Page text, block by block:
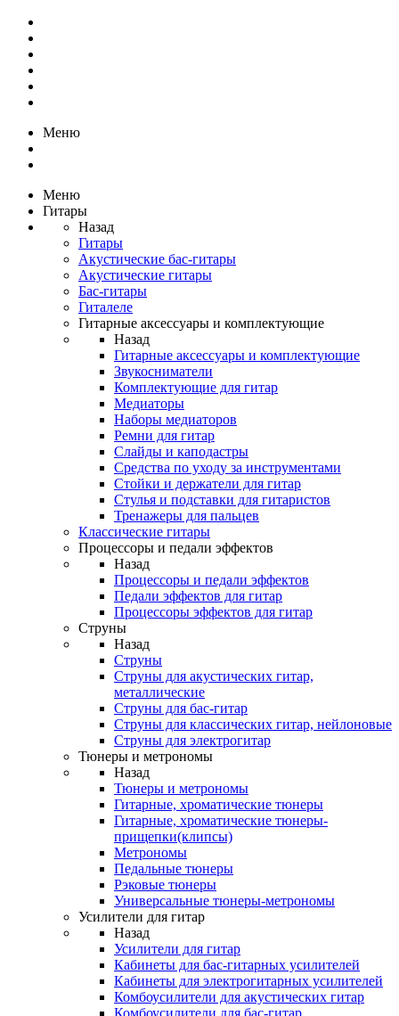
Меню
Меню
Гитары
Назад
Гитары
Акустические бас-гитары
Акустические гитары
Бас-гитары
Гиталеле
Гитарные аксессуары и комплектующие
Назад
Гитарные аксессуары и комплектующие
Звукосниматели
Комплектующие для гитар
Медиаторы
Наборы медиаторов
Ремни для гитар
Слайды и каподастры
Средства по уходу за инструментами
Стойки и держатели для гитар
Стулья и подставки для гитаристов
Тренажеры для пальцев
Классические гитары
Процессоры и педали эффектов
Назад
Процессоры и педали эффектов
Педали эффектов для гитар
Процессоры эффектов для гитар
Струны
Назад
Струны
Струны для акустических гитар,
металлические
Струны для бас-гитар
Струны для классических гитар, нейлоновые
Струны для электрогитар
Тюнеры и метрономы
Назад
Тюнеры и метрономы
Гитарные, хроматические тюнеры
Гитарные, хроматические тюнеры-
прищепки(клипсы)
Метрономы
Педальные тюнеры
Рэковые тюнеры
Универсальные тюнеры-метрономы
Усилители для гитар
Назад
Усилители для гитар
Кабинеты для бас-гитарных усилителей
Кабинеты для электрогитарных усилителей
Комбоусилители для акустических гитар
Комбоусилители для бас-гитар